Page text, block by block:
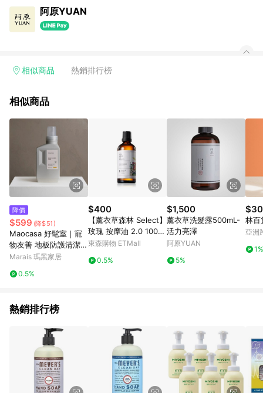
阿原YUAN
相似商品 熱銷排行榜
相似商品
降價
$599 (降$51)
Maocasa 好髦室｜寵
物友善 地板防護清潔劑
洋甘甜菊
Marais 瑪黑家居
0.5%
$400
【薰衣草森林 Select】
玫瑰 按摩油 2.0 100ml
| 按摩 刮痧 馬殺雞 Ma
東森購物 ETMall
0.5%
$1,500
薰衣草洗髮露500mL-
活力亮澤
阿原YUAN
5%
$30
林百
亞洲
1%
熱銷排行榜